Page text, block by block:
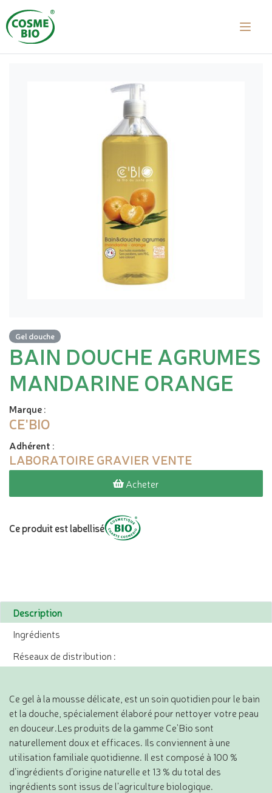
Gel douche
BAIN DOUCHE AGRUMES
MANDARINE ORANGE
Marque:
CE'BIO
Adhérent :
LABORATOIRE GRAVIER VENTE
Acheter
Ce produit est labellisé
Description
Ingrédients
Réseaux de distribution :
Ce gel à la mousse délicate, est un soin quotidien pour le bain
et la douche, spécialement élaboré pour nettoyer votre peau
en douceur.Les produits de la gamme Ce'Bio sont
naturellement doux et efficaces. Ils conviennent à une
utilisation familiale quotidienne. Il est composé à 100 %
d’ingrédients d’origine naturelle et 13 % du total des
ingrédients sont issus de l’agriculture biologique.